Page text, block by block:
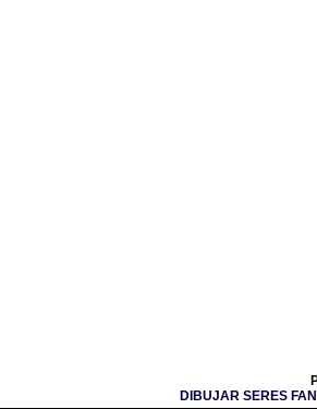
DIBUJAR SERES